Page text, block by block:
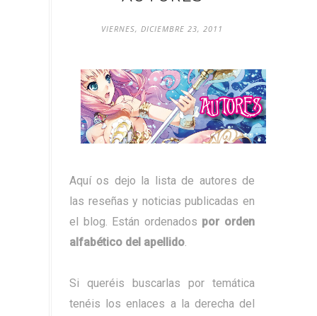
VIERNES, DICIEMBRE 23, 2011
Aquí os dejo la lista de autores de
las reseñas y noticias publicadas en
el blog. Están ordenados por orden
alfabético del apellido
Si queréis buscarlas por temática
tenéis los enlaces a la derecha del